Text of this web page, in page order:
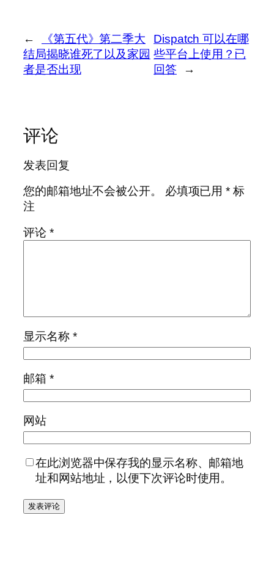
←
《第五代》第二季大
结局揭晓谁死了以及家园
者是否出现
Dispatch 可以在哪
些平台上使用？已
回答
→
评论
发表回复
您的邮箱地址不会被公开。
必填项已用* 标
注
评论 *
显示名称 *
邮箱 *
网站
在此浏览器中保存我的显示名称、邮箱地
址和网站地址，以便下次评论时使用。